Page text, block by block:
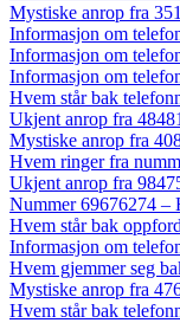
Mystiske anrop fra
Informasjon om
Informasjon om
Informasjon om
Hvem står bak
Ukjent anrop fra
Mystiske anrop fra
Hvem ringer fra
Ukjent anrop fra
Nummer 69676274 –
Hvem står bak
Informasjon om
Hvem gjemmer seg
Mystiske anrop fra
Hvem står bak